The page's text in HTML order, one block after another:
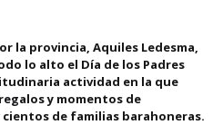
la provincia, Aquiles Ledesma,
lo alto el Día de los Padres
actividad en la que
y momentos de
de familias barahoneras.